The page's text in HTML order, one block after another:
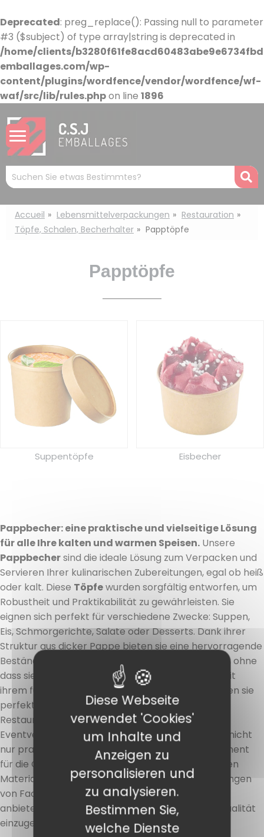
Deprecated: preg_replace(): Passing null to parameter
#3 ($subject) of type array|string is deprecated in
/home/clients/
emballages.com/wp-
content/plugins/wordfence/vendor/wordfence/wf-
waf/src/lib/rules.phpon line 1896
Mots
clés
:
Accueil Lebensmittelverpackungen
Restauration
Töpfe, Schalen, Becherhalter
Papptöpfe
Papptöpfe
Suppentöpfe Eisbecher
Pappbecher: eine praktische und vielseitige Lösung
für alle Ihre kalten und warmen Speisen. Unsere
Pappbechersind die ideale Lösung zum Verpacken und
Servieren Ihrer kulinarischen Zubereitungen, egal ob heiß
oder kalt. Diese Töpfewurden sorgfältig entworfen, um
Robustheit und Praktikabilität zu gewährleisten. Sie
eignen sich perfekt für verschiedene Zwecke: Suppen,
Eis, Schmorgerichte, Salate oder Desserts. Dank ihrer
Struktur aus dicker Pappe bieten sie eine hervorragende
Beständigkeit gegen Hitze, Flüssigkeiten und Kälte, ohne
dass sie sich verformen oder auslaufen können. Mit
ihrem funktionalen und ästhetischen Design passen sie
perfekt zu jeder Art von Geschäft, egal ob Sie ein
Restaurant, ein Cateringunternehmen oder ein
Eventveranstalter sind. UnserePappbecher
sind nicht
nur praktisch, sondern spiegeln auch ein Engagement
für die Ökologie wider. Sie werden aus recycelbaren
Materialien hergestellt und erfüllen die Anforderungen
von Fachleuten, die umweltfreundliche Lösungen
anbieten möchten, ohne Kompromisse bei der Qualität
einzugehen.
Diese Webseite
verwendet 'Cookies'
um Inhalte und
Anzeigen zu
personalisieren und
zu analysieren.
Bestimmen Sie,
welche Dienste